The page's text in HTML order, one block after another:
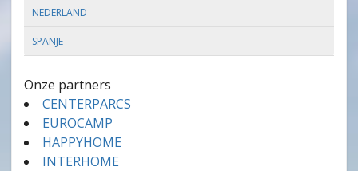
NEDERLAND
SPANJE
Onze partners
CENTERPARCS
EUROCAMP
HAPPYHOME
INTERHOME